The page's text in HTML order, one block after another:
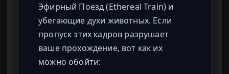
Эфирный Поезд (Ethereal Train) и
убегающие духи животных. Если
пропуск этих кадров разрушает
ваше прохождение, вот как их
можно обойти: